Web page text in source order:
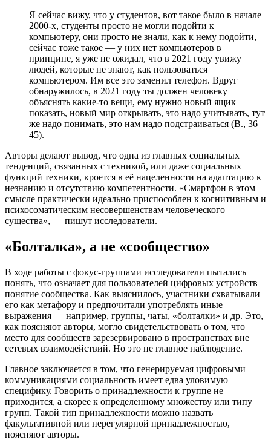
Я сейчас вижу, что у студентов, вот такое было в начале
2000-х, студенты просто не могли подойти к
компьютеру, они просто не знали, как к нему подойти,
сейчас тоже такое — у них нет компьютеров в
принципе, я уже не ожидал, что в 2021 году увижу
людей, которые не знают, как пользоваться
компьютером. Им все это заменил телефон. Вдруг
обнаружилось, в 2021 году ты должен человеку
объяснять какие-то вещи, ему нужно новый ящик
показать, новый мир открывать, это надо учитывать, тут
же надо понимать, это нам надо подстраиваться (В., 36–
45).
Авторы делают вывод, что одна из главных социальных
тенденций, связанных с техникой, или даже социальных
функций техники, кроется в её нацеленности на адаптацию к
незнанию и отсутствию компетентности. «Смартфон в этом
смысле практически идеально приспособлен к когнитивным и
психосоматическим несовершенствам человеческого
существа», — пишут исследователи.
«Болталка», а не «сообщество»
В ходе работы с фокус-группами исследователи пытались
понять, что означает для пользователей цифровых устройств
понятие сообщества. Как выяснилось, участники схватывали
его как метафору и предпочитали употреблять иные
выражения — например, группы, чаты, «болталки» и др. Это,
как поясняют авторы, могло свидетельствовать о том, что
место для сообществ зарезервировано в пространствах вне
сетевых взаимодействий. Но это не главное наблюдение.
Главное заключается в том, что генерируемая цифровыми
коммуникациями социальность имеет едва уловимую
специфику. Говорить о принадлежности к группе не
приходится, а скорее к определенному множеству или типу
групп. Такой тип принадлежности можно назвать
факультативной или нерегулярной принадлежностью,
поясняют авторы.